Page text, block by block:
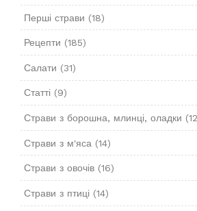
Перші страви (18)
Рецепти (185)
Салати (31)
Статті (9)
Страви з борошна, млинці, оладки
Страви з м'яса (14)
Страви з овочів(16)
Страви з птиці (14)